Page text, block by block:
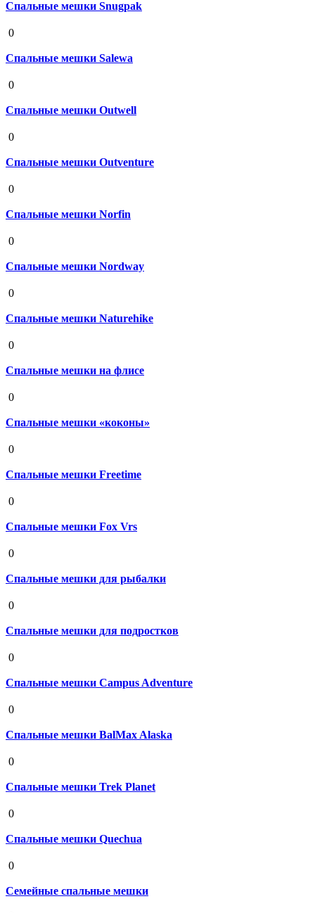
Спальные мешки Snugpak
0
Спальные мешки Salewa
0
Спальные мешки Outwell
0
Спальные мешки Outventure
0
Спальные мешки Norfin
0
Спальные мешки Nordway
0
Спальные мешки Naturehike
0
Спальные мешки на флисе
0
Спальные мешки «коконы»
0
Спальные мешки Freetime
0
Спальные мешки Fox Vrs
0
Спальные мешки для рыбалки
0
Спальные мешки для подростков
0
Спальные мешки Campus Adventure
0
Спальные мешки BalMax Alaska
0
Спальные мешки Trek Planet
0
Спальные мешки Quechua
0
Семейные спальные мешки